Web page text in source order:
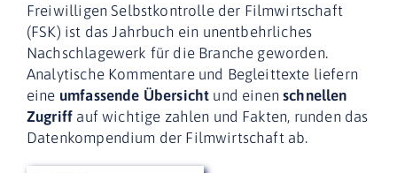
Freiwilligen Selbstkontrolle der Filmwirtschaft
(FSK) ist das Jahrbuch ein unentbehrliches
Nachschlagewerk für die Branche geworden.
Analytische Kommentare und Begleittexte liefern
eine umfassende Übersicht und einenschnellen
Zugriff auf wichtige zahlen und Fakten, runden das
Datenkompendium der Filmwirtschaft ab.